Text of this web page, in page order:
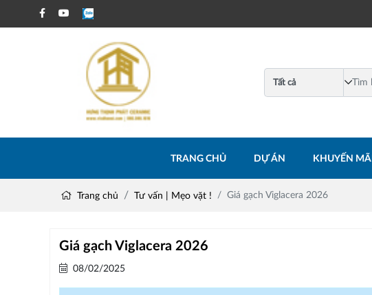
TRANG CHỦ DỰ ÁN KHUYẾN MÃI
Trang chủ Tư vấn | Mẹo vặt ! Giá gạch Viglacera 2026
Giá gạch Viglacera 2026
08/02/2025